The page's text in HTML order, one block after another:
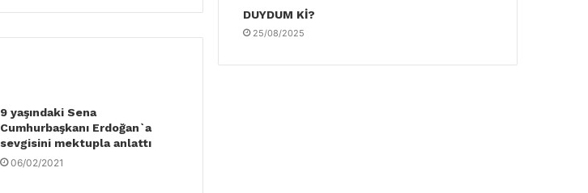
9 yaşındaki Sena
Cumhurbaşkanı Erdoğan`a
sevgisini mektupla anlattı
06/02/2021
DUYDUM Kİ?
25/08/2025